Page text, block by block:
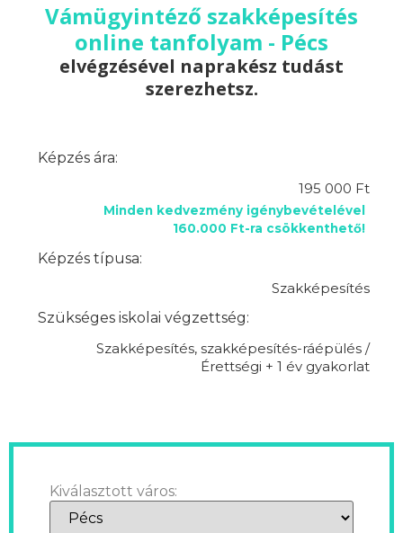
Vámügyintéző szakképesítés
online tanfolyam - Pécs
elvégzésével naprakész tudást
szerezhetsz.
Képzés ára:
195 000 Ft
Minden kedvezmény igénybevételével
160.000 Ft-ra csökkenthető!
Képzés típusa:
Szakképesítés
Szükséges iskolai végzettség:
Szakképesítés, szakképesítés-ráépülés /
Érettségi + 1 év gyakorlat
Kiválasztott város: